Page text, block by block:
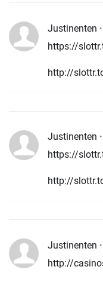
Justinenten
https://
http://
Justinenten
https://
http://
Justinenten
http://